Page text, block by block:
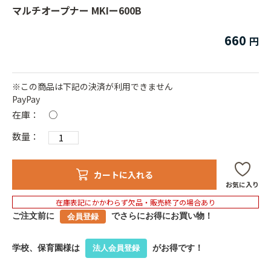
マルチオープナー MKIー600B
660
※この商品は下記の決済が利用できません
PayPay
在庫：
○
数量：
カートに入れる
お気に入り
在庫表記にかかわらず欠品・販売終了の場合あり
ご注文前に 会員登録 でさらにお得にお買い物！
学校、保育園様は 法人会員登録 がお得です！